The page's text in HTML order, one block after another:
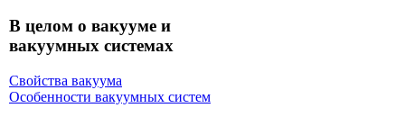
В целом о вакууме и
вакуумных системах
Свойства вакуума
Особенности вакуумных систем